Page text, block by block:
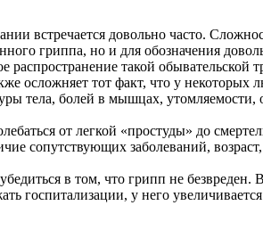
встречается довольно часто.
гриппа, но и для обозначения
такой обывательской
осложняет тот факт, что у
тела, болей в мышцах, утомляемости,
от легкой «простуды» до
сопутствующих заболеваний,
в том, что грипп не
госпитализации, у него